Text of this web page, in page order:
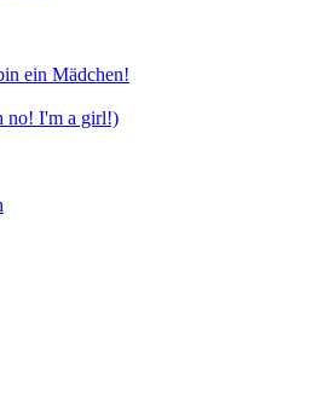
ein Mädchen!
no! I'm a girl!)